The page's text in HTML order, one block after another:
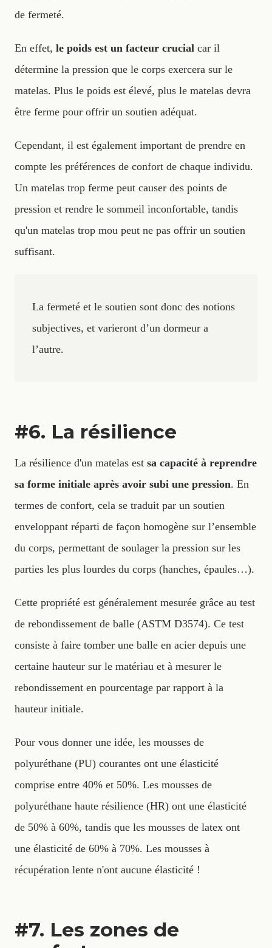
de fermeté.
En effet, le poids est un facteur crucial car il
détermine la pression que le corps exercera sur le
matelas. Plus le poids est élevé, plus le matelas devra
être ferme pour offrir un soutien adéquat.
Cependant, il est également important de prendre en
compte les préférences de confort de chaque individu.
Un matelas trop ferme peut causer des points de
pression et rendre le sommeil inconfortable, tandis
qu'un matelas trop mou peut ne pas offrir un soutien
suffisant.
La fermeté et le soutien sont donc des notions
subjectives, et varieront d’un dormeur a
l’autre.
#6. La résilience
La résilience d'un matelas est sa capacité à reprendre
sa forme initiale après avoir subi une pression. En
termes de confort, cela se traduit par un soutien
enveloppant réparti de façon homogène sur l’ensemble
du corps, permettant de soulager la pression sur les
parties les plus lourdes du corps (hanches, épaules…).
Cette propriété est généralement mesurée grâce au test
de rebondissement de balle (ASTM D3574). Ce test
consiste à faire tomber une balle en acier depuis une
certaine hauteur sur le matériau et à mesurer le
rebondissement en pourcentage par rapport à la
hauteur initiale.
Pour vous donner une idée, les mousses de
polyuréthane (PU) courantes ont une élasticité
comprise entre 40% et 50%. Les mousses de
polyuréthane haute résilience (HR) ont une élasticité
de 50% à 60%, tandis que les mousses de latex ont
une élasticité de 60% à 70%. Les mousses à
récupération lente n'ont aucune élasticité !
#7. Les zones de